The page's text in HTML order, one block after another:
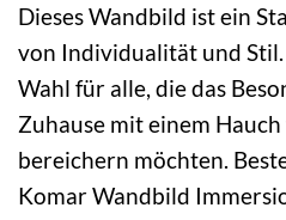
Dieses Wandbild ist ein
von Individualität und
Wahl für alle, die das
Zuhause mit einem
bereichern möchten.
Komar Wandbild